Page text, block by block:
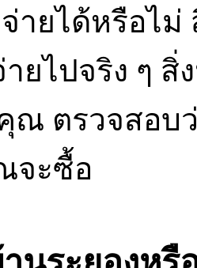
ายได้หรือไ
ยไปจริง ๆ สิ่
ณ ตรวจสอบ
จะซื้อ